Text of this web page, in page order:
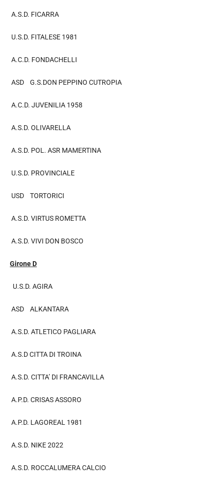
A.S.D. FICARRA
U.S.D. FITALESE 1981
A.C.D. FONDACHELLI
ASD G.S.DON PEPPINO CUTROPIA
A.C.D. JUVENILIA 1958
A.S.D. OLIVARELLA
A.S.D. POL. ASR MAMERTINA
U.S.D. PROVINCIALE
USD TORTORICI
A.S.D. VIRTUS ROMETTA
A.S.D. VIVI DON BOSCO
Girone D
U.S.D. AGIRA
ASD ALKANTARA
A.S.D. ATLETICO PAGLIARA
A.S.D CITTA DI TROINA
A.S.D. CITTA’ DI FRANCAVILLA
A.P.D. CRISAS ASSORO
A.P.D. LAGOREAL 1981
A.S.D. NIKE 2022
A.S.D. ROCCALUMERA CALCIO